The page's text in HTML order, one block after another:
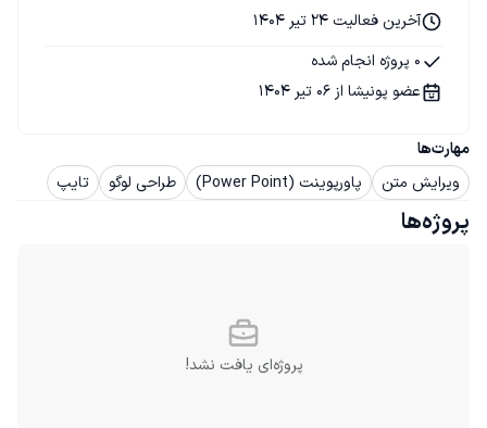
مهارت‌ها
ویرایش متن
پاورپوینت (Power Point) طراحی لوگو تایپ
آخرین فعالیت 24 تیر 1404
0 پروژه انجام شده
عضو پونیشا از 06 تیر 1404
پروژه‌ها
پروژه‌ای یافت نشد!